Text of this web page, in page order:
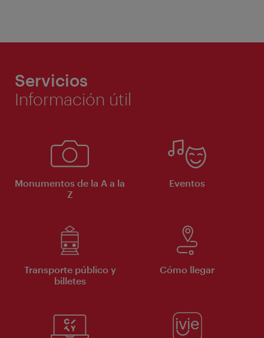
Servicios
Información útil
Monumentos de la A a la
Z
Eventos
Transporte público y
billetes
Cómo llegar